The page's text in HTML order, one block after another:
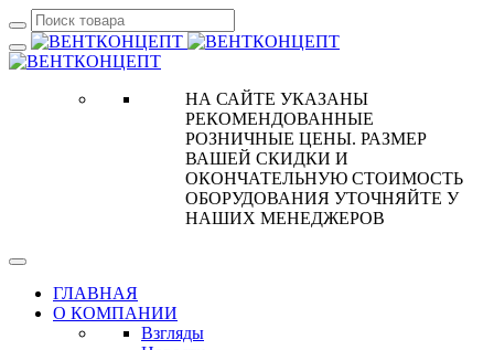
НА САЙТЕ УКАЗАНЫ
РЕКОМЕНДОВАННЫЕ
РОЗНИЧНЫЕ ЦЕНЫ. РАЗМЕР
ВАШЕЙ СКИДКИ И
ОКОНЧАТЕЛЬНУЮ СТОИМОСТЬ
ОБОРУДОВАНИЯ УТОЧНЯЙТЕ У
НАШИХ МЕНЕДЖЕРОВ
ГЛАВНАЯ
О КОМПАНИИ
Взгляды